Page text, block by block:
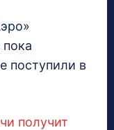
поступили в
получит